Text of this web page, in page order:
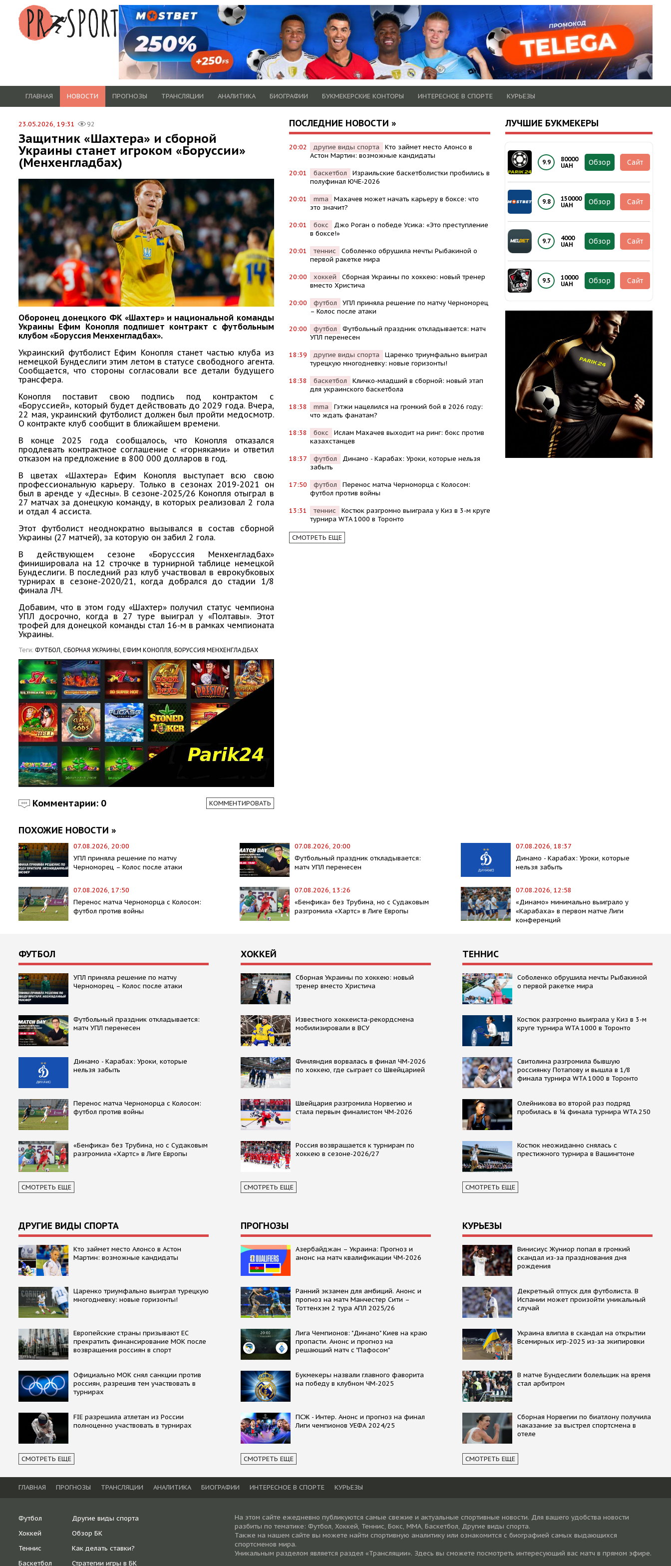
ГЛАВНАЯ НОВОСТИ ПРОГНОЗЫ ТРАНСЛЯЦИИ АНАЛИТИКА БИОГРАФИИ БУКМЕКЕРСКИЕ КОНТОРЫ ИНТЕРЕСНОЕ В СПОРТЕ КУРЬЕЗЫ
23.05.2026, 19:31 92
Защитник «Шахтера» и сборной
Украины станет игроком «Боруссии»
(Менхенгладбах)
Оборонец донецкого ФК «Шахтер» и национальной команды
Украины Ефим Конопля подпишет контракт с футбольным
клубом «Боруссия Менхенгладбах».
Украинский футболист Ефим Конопля станет частью клуба из
немецкой Бундеслиги этим летом в статусе свободного агента.
Сообщается, что стороны согласовали все детали будущего
трансфера.
Конопля поставит свою подпись под контрактом с
«Боруссией», который будет действовать до 2029 года. Вчера,
22 мая, украинский футболист должен был пройти медосмотр.
О контракте клуб сообщит в ближайшем времени.
В конце 2025 года сообщалось, что Конопля отказался
продлевать контрактное соглашение с «горняками» и ответил
отказом на предложение в 800 000 долларов в год.
В цветах «Шахтера» Ефим Конопля выступает всю свою
профессиональную карьеру. Только в сезонах 2019-2021 он
был в аренде у «Десны». В сезоне-2025/26 Конопля отыграл в
27 матчах за донецкую команду, в которых реализовал 2 гола
и отдал 4 ассиста.
Этот футболист неоднократно вызывался в состав сборной
Украины (27 матчей), за которую он забил 2 гола.
В действующем сезоне «Борусссия Менхенгладбах»
финишировала на 12 строчке в турнирной таблице немецкой
Бундеслиги. В последний раз клуб участвовал в еврокубковых
турнирах в сезоне-2020/21, когда добрался до стадии 1/8
финала ЛЧ.
Добавим, что в этом году «Шахтер» получил статус чемпиона
УПЛ досрочно, когда в 27 туре выиграл у «Полтавы». Этот
трофей для донецкой команды стал 16-м в рамках чемпионата
Украины.
Теги: ФУТБОЛ, СБОРНАЯ УКРАИНЫ, ЕФИМ КОНОПЛЯ, БОРУССИЯ МЕНХЕНГЛАДБАХ
Комментарии: 0 КОММЕНТИРОВАТЬ
ПОСЛЕДНИЕ НОВОСТИ »
20:02 другие виды спорта
Кто займет место Алонсо в
Астон Мартин: возможные кандидаты
20:01 баскетбол
Израильские баскетболистки пробились в
полуфинал ЮЧЕ-2026
20:01 mma
Махачев может начать карьеру в боксе: что
это значит?
20:01 бокс
Джо Роган о победе Усика: «Это преступление
в боксе!»
20:01 теннис
Соболенко обрушила мечты Рыбакиной о
первой ракетке мира
20:00 хоккей
Сборная Украины по хоккею: новый тренер
вместо Христича
20:00 футбол
УПЛ приняла решение по матчу Черноморец
– Колос после атаки
20:00 футбол
Футбольный праздник откладывается: матч
УПЛ перенесен
18:39 другие виды спорта
Царенко триумфально выиграл
турецкую многодневку: новые горизонты!
18:38 баскетбол
Кличко-младший в сборной: новый этап
для украинского баскетбола
18:38 mma
Гэтжи нацелился на громкий бой в 2026 году:
что ждать фанатам?
18:38 бокс
Ислам Махачев выходит на ринг: бокс против
казахстанцев
18:37 футбол
Динамо - Карабах: Уроки, которые нельзя
забыть
17:50 футбол
Перенос матча Черноморца с Колосом:
футбол против войны
13:31 теннис
Костюк разгромно выиграла у Киз в 3-м круге
турнира WTA 1000 в Торонто
СМОТРЕТЬ ЕЩЕ
ЛУЧШИЕ БУКМЕКЕРЫ
9.9
80000
UAH
Обзор Сайт
9.8
150000
UAH
Обзор Сайт
9.7
4000
UAH
Обзор Сайт
9.5
10000
UAH
Обзор Сайт
ПОХОЖИЕ НОВОСТИ »
07.08.2026, 20:00
УПЛ приняла решение по матчу
Черноморец – Колос после атаки
07.08.2026, 20:00
Футбольный праздник откладывается:
матч УПЛ перенесен
07.08.2026, 18:37
Динамо - Карабах: Уроки, которые
нельзя забыть
07.08.2026, 17:50
Перенос матча Черноморца с Колосом:
футбол против войны
07.08.2026, 13:26
«Бенфика» без Трубина, но с Судаковым
разгромила «Хартс» в Лиге Европы
07.08.2026, 12:58
«Динамо» минимально выиграло у
«Карабаха» в первом матче Лиги
конференций
ФУТБОЛ
УПЛ приняла решение по матчу
Черноморец – Колос после атаки
Футбольный праздник откладывается:
матч УПЛ перенесен
Динамо - Карабах: Уроки, которые
нельзя забыть
Перенос матча Черноморца с Колосом:
футбол против войны
«Бенфика» без Трубина, но с Судаковым
разгромила «Хартс» в Лиге Европы
СМОТРЕТЬ ЕЩЕ
ХОККЕЙ
Сборная Украины по хоккею: новый
тренер вместо Христича
Известного хоккеиста-рекордсмена
мобилизировали в ВСУ
Финляндия ворвалась в финал ЧМ-2026
по хоккею, где сыграет со Швейцарией
Швейцария разгромила Норвегию и
стала первым финалистом ЧМ-2026
Россия возвращается к турнирам по
хоккею в сезоне-2026/27
СМОТРЕТЬ ЕЩЕ
ТЕННИС
Соболенко обрушила мечты Рыбакиной
о первой ракетке мира
Костюк разгромно выиграла у Киз в 3-м
круге турнира WTA 1000 в Торонто
Свитолина разгромила бывшую
россиянку Потапову и вышла в 1/8
финала турнира WTA 1000 в Торонто
Олейникова во второй раз подряд
пробилась в ¼ финала турнира WTA 250
Костюк неожиданно снялась с
престижного турнира в Вашингтоне
СМОТРЕТЬ ЕЩЕ
ДРУГИЕ ВИДЫ СПОРТА
Кто займет место Алонсо в Астон
Мартин: возможные кандидаты
Царенко триумфально выиграл турецкую
многодневку: новые горизонты!
Европейские страны призывают ЕС
прекратить финансирование МОК после
возвращения россиян в спорт
Официально МОК снял санкции против
россиян, разрешив тем участвовать в
турнирах
FIE разрешила атлетам из России
полноценно участвовать в турнирах
СМОТРЕТЬ ЕЩЕ
ПРОГНОЗЫ
Азербайджан – Украина: Прогноз и
анонс на матч квалификации ЧМ-2026
Ранний экзамен для амбиций. Анонс и
прогноз на матч Манчестер Сити –
Тоттенхэм 2 тура АПЛ 2025/26
Лига Чемпионов: "Динамо" Киев на краю
пропасти. Анонс и прогноз на
решающий матч с "Пафосом"
Букмекеры назвали главного фаворита
на победу в клубном ЧМ-2025
ПСЖ - Интер. Анонс и прогноз на финал
Лиги чемпионов УЕФА 2024/25
СМОТРЕТЬ ЕЩЕ
КУРЬЕЗЫ
Винисиус Жуниор попал в громкий
скандал из-за празднования дня
рождения
Декретный отпуск для футболиста. В
Испании может произойти уникальный
случай
Украина влипла в скандал на открытии
Всемирных игр-2025 из-за экипировки
В матче Бундеслиги болельщик на время
стал арбитром
Сборная Норвегии по биатлону получила
наказание за выстрел спортсмена в
отеле
СМОТРЕТЬ ЕЩЕ
ГЛАВНАЯ ПРОГНОЗЫ ТРАНСЛЯЦИИ АНАЛИТИКА БИОГРАФИИ ИНТЕРЕСНОЕ В СПОРТЕ КУРЬЕЗЫ
Футбол
Хоккей
Теннис
Баскетбол
Другие виды спорта
Обзор БК
Как делать ставки?
Стратегии игры в БК
На этом сайте ежедневно публикуются самые свежие и актуальные спортивные новости. Для вашего удобства новости
разбиты по тематике: Футбол, Хоккей, Теннис, Бокс, ММА, Баскетбол, Другие виды спорта.
Также на нашем сайте вы можете найти спортивную аналитику или ознакомится с биографией самых выдающихся
спортсменов мира.
Уникальным разделом является раздел «Трансляции». Здесь вы сможете посмотреть интересующий вас матч в прямом эфире.